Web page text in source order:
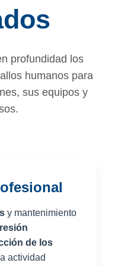
profundidad los
humanos para
sus equipos y
y mantenimiento
de los
actividad